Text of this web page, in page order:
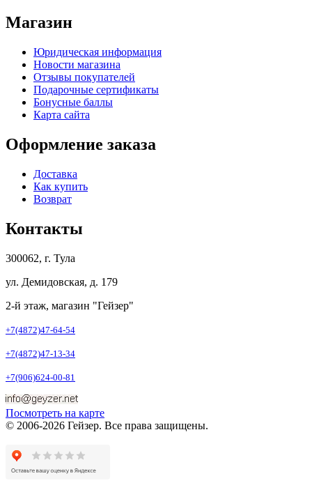
Магазин
Юридическая информация
Новости магазина
Отзывы покупателей
Подарочные сертификаты
Бонусные баллы
Карта сайта
Оформление заказа
Доставка
Как купить
Возврат
Контакты
300062, г. Тула
ул. Демидовская, д. 179
2-й этаж, магазин "Гейзер"
+7(4872)47-64-54
+7(4872)47-13-34
+7(906)624-00-81
Посмотреть на карте
© 2006-2026 Гейзер. Все права защищены.